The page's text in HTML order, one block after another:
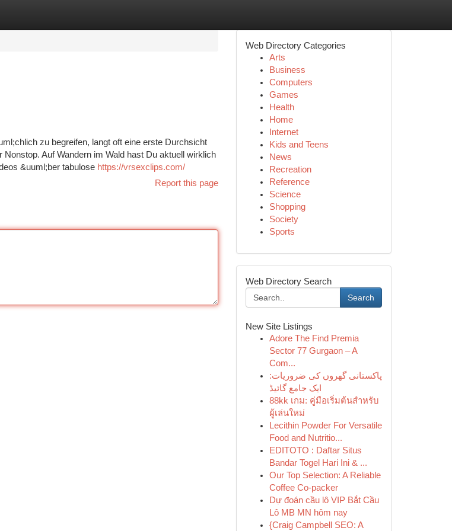
zu begreifen, langt oft eine erste Durchsicht
Auf Wandern im Wald hast Du aktuell wirklich
&uuml;ber tabulose https://vrsexclips.com/
Report this page
Web Directory Categories
Arts
Business
Computers
Games
Health
Home
Internet
Kids and Teens
News
Recreation
Reference
Science
Shopping
Society
Sports
Web Directory Search
Search
New Site Listings
Adore The Find Premia
Sector 77 Gurgaon – A
Com...
پاکستانی گھروں کی ضروریات:
ایک جامع گائیڈ
88kk เกม: คู่มือเริ่มต้นสำหรับ
ผู้เล่นใหม่
Lecithin Powder For Versatile
Food and Nutritio...
EDITOTO : Daftar Situs
Bandar Togel Hari Ini & ...
Our Top Selection: A Reliable
Coffee Co-packer
Dự đoán cầu lô VIP Bắt Cầu
Lô MB MN hôm nay
{Craig Campbell SEO: A